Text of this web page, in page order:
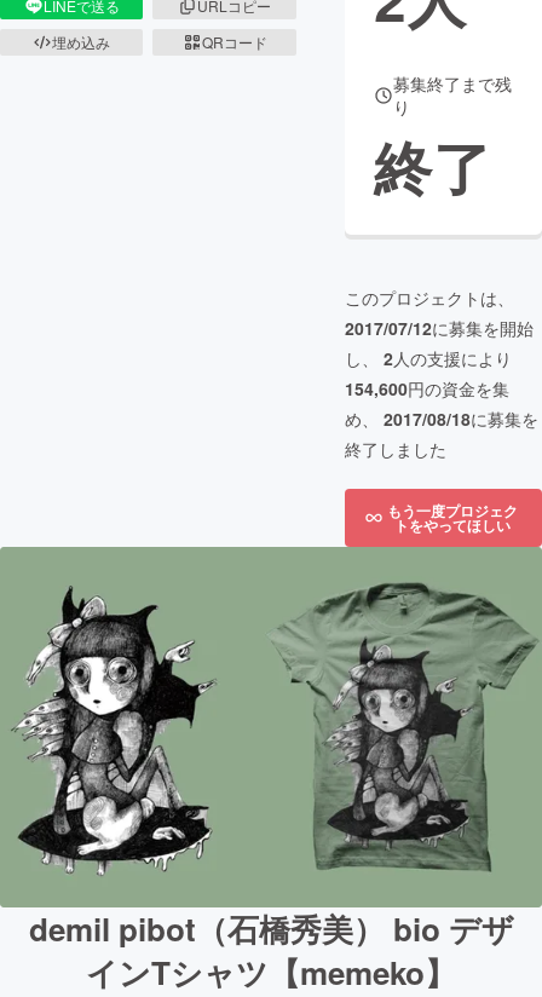
LINEで送る
URLコピー
埋め込み
QRコード
募集終了まで残
り
終了
このプロジェクトは、
2017/07/12に募集を開始
し、 2人の支援により
154,600円の資金を集
め、 2017/08/18に募集を
終了しました
もう一度プロジェク
トをやってほしい
demil pibot（石橋秀美） bio デザ
インTシャツ【memeko】